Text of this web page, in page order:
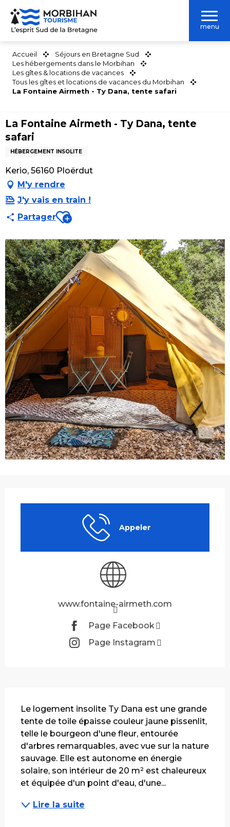
Aller
contenu
menu
Accueil
Séjours en Bretagne Sud
Les hébergements dans le Morbihan
Les gîtes & locations de vacances
Tous les gîtes et locations de vacances du Morbihan
La Fontaine Airmeth - Ty Dana, tente safari
La Fontaine Airmeth - Ty Dana, tente
safari
HÉBERGEMENT INSOLITE
Kerio, 56160 Ploërdut
M'y rendre
J'y vais en train !
PartagerAjouter aux favoris
Appeler
www.fontaine-airmeth.com
Page Facebook
Page Instagram
Le logement insolite Ty Dana est une grande
tente de toile épaisse couleur jaune pissenlit,
telle le bourgeon d'une fleur, entourée
d'arbres remarquables, avec vue sur la nature
sauvage. Elle est autonome en énergie
solaire, son intérieur de 20 m² est chaleureux
et équipée d'un point d'eau, d'une...
Lire la suite